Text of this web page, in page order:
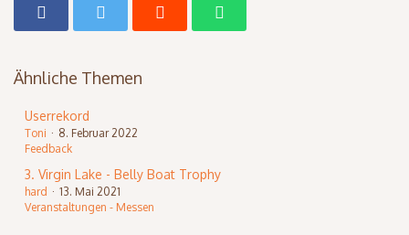
Ähnliche Themen
Userrekord
Toni
8. Februar 2022
Feedback
3. Virgin Lake - Belly Boat Trophy
hard
13. Mai 2021
Veranstaltungen - Messen